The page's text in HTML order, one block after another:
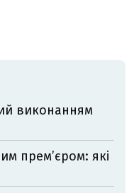
виконанням
прем’єром: які